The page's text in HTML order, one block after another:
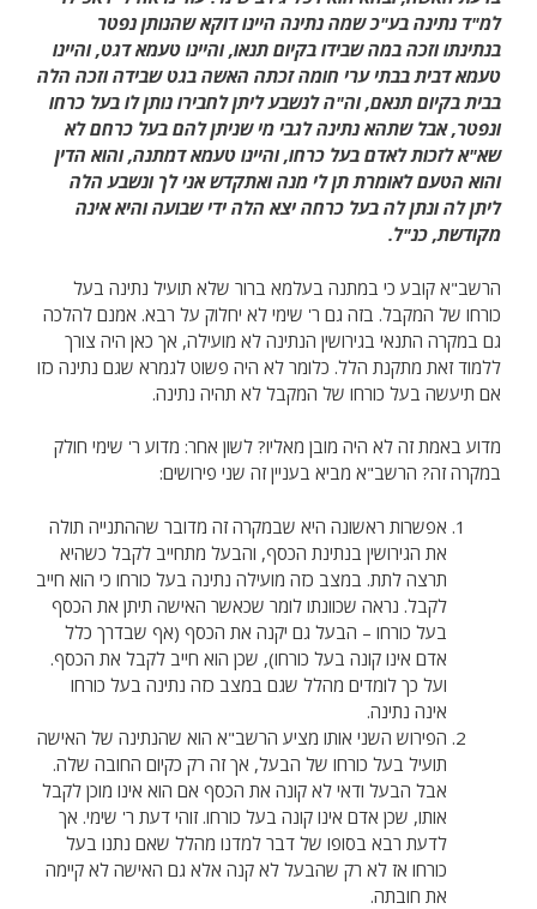
למ"ד נתינה בע"כ שמה נתינה היינו דוקא שהנותן נפטר
בנתינתו וזכה במה שבידו בקיום תנאו, והיינו טעמא דגט, והיינו
טעמא דבית בבתי ערי חומה זכתה האשה בגט שבידה וזכה הלה
בבית בקיום תנאם, וה"ה לנשבע ליתן לחבירו נותן לו בעל כרחו
ונפטר, אבל שתהא נתינה לגבי מי שניתן להם בעל כרחם לא
שא"א לזכות לאדם בעל כרחו, והיינו טעמא דמתנה, והוא הדין
והוא הטעם לאומרת תן לי מנה ואתקדש אני לך ונשבע הלה
ליתן לה ונתן לה בעל כרחה יצא הלה ידי שבועה והיא אינה
מקודשת, כנ"ל.
הרשב"א קובע כי במתנה בעלמא ברור שלא תועיל נתינה בעל
כורחו של המקבל. בזה גם ר' שימי לא יחלוק על רבא. אמנם להלכה
גם במקרה התנאי בגירושין הנתינה לא מועילה, אך כאן היה צורך
ללמוד זאת מתקנת הלל. כלומר לא היה פשוט לגמרא שגם נתינה כזו
אם תיעשה בעל כורחו של המקבל לא תהיה נתינה.
מדוע באמת זה לא היה מובן מאליו? לשון אחר: מדוע ר' שימי חולק
במקרה זה? הרשב"א מביא בעניין זה שני פירושים:
אפשרות ראשונה היא שבמקרה זה מדובר שההתנייה תולה
את הגירושין בנתינת הכסף, והבעל מתחייב לקבל כשהיא
תרצה לתת. במצב כזה מועילה נתינה בעל כורחו כי הוא חייב
לקבל. נראה שכוונתו לומר שכאשר האישה תיתן את הכסף
בעל כורחו – הבעל גם יקנה את הכסף (אף שבדרך כלל
אדם אינו קונה בעל כורחו), שכן הוא חייב לקבל את הכסף.
ועל כך לומדים מהלל שגם במצב כזה נתינה בעל כורחו
אינה נתינה.
הפירוש השני אותו מציע הרשב"א הוא שהנתינה של האישה
תועיל בעל כורחו של הבעל, אך זה רק כקיום החובה שלה.
אבל הבעל ודאי לא קונה את הכסף אם הוא אינו מוכן לקבל
אותו, שכן אדם אינו קונה בעל כורחו. זוהי דעת ר' שימי. אך
לדעת רבא בסופו של דבר למדנו מהלל שאם נתנו בעל
כורחו אז לא רק שהבעל לא קנה אלא גם האישה לא קיימה
את חובתה.